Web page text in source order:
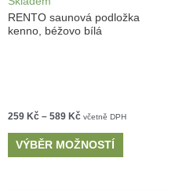
RENTO saunová podložka
kenno, béžovo bílá
259 Kč – 589 Kč včetně DPH
VÝBĚR MOŽNOSTÍ